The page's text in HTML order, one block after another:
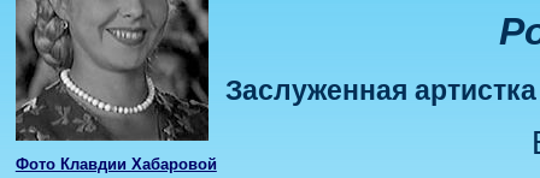
Фото Клавдии Хабаровой
Заслуженная